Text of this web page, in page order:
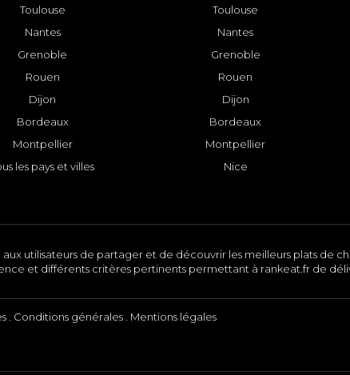
Toulouse
Nantes
Grenoble
Rouen
Dijon
Bordeaux
Montpellier
les pays et villes
Toulouse
Nantes
Grenoble
Rouen
Dijon
Bordeaux
Montpellier
Nice
utilisateurs de partager et de découvrir les meilleurs plats de
et différents critères pertinents permettant à rankeat.fr de
. Conditions générales . Mentions légales